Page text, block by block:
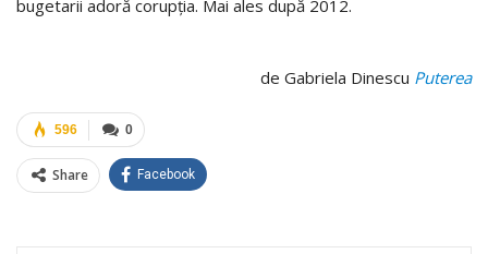
bugetarii adoră corupţia. Mai ales după 2012.
de Gabriela Dinescu Puterea
0
596
Share Facebook